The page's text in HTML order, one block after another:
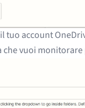
tuo account
che vuoi